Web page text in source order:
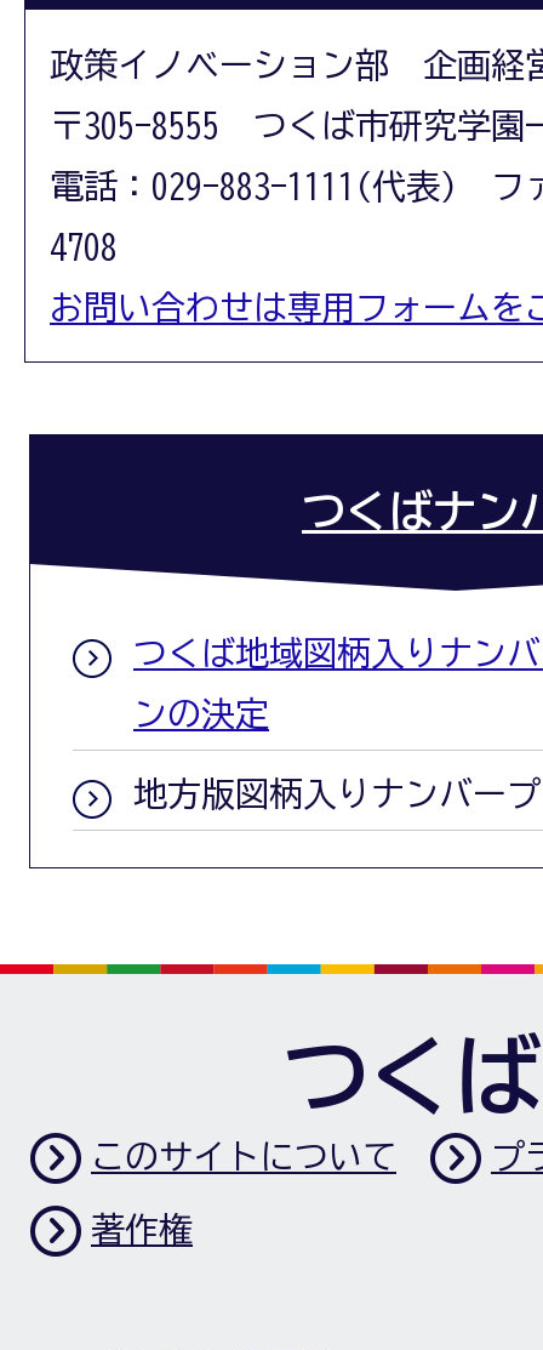
政策イノベーション部 企画経
〒305-8555 つくば市研究学園
電話：029-883-1111(代表) フ
4708
お問い合わせは専用フォームを
つくばナン
つくば地域図柄入りナン
ンの決定
地方版図柄入りナンバー
つく
このサイトについて プ
著作権